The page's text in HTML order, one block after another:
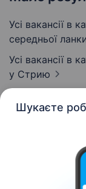
Шукаєте
Усі вакансії в
середньої
Усі вакансії в
у Стрию